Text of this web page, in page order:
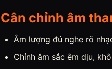
Cân chỉnh âm
Âm lượng đủ nghe rõ
Chỉnh âm sắc êm dịu,